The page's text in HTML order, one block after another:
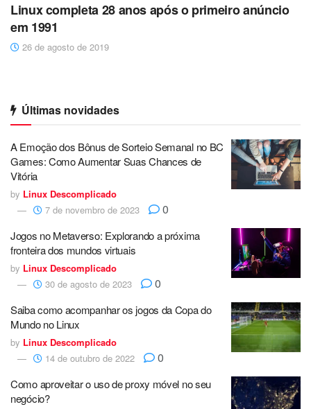
Linux completa 28 anos após o primeiro anúncio
em 1991
26 de agosto de 2019
Últimas novidades
A Emoção dos Bônus de Sorteio Semanal no BC
Games: Como Aumentar Suas Chances de
Vitória
by Linux Descomplicado
7 de novembro de 2023
0
Jogos no Metaverso: Explorando a próxima
fronteira dos mundos virtuais
by Linux Descomplicado
30 de agosto de 2023
0
Saiba como acompanhar os jogos da Copa do
Mundo no Linux
by Linux Descomplicado
14 de outubro de 2022
0
Como aproveitar o uso de proxy móvel no seu
negócio?